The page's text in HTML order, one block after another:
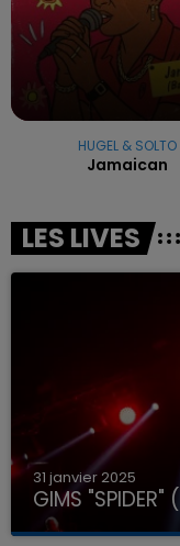
HUGEL & SOLTO
Jamaican
LES LIVES
31 janvier 2025
GIMS "SPIDER"